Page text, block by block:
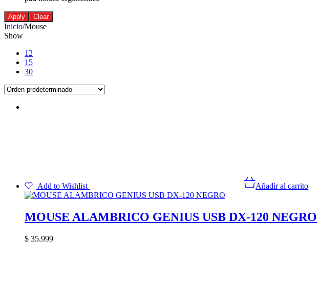
Apply Clear
Inicio/Mouse
Show
12
15
30
Add to Wishlist Añadir al carrito
MOUSE ALAMBRICO GENIUS USB DX-120 NEGRO
$ 35.999